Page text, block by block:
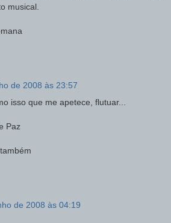
musical.
de 2008 às 23:57
isso que me apetece, flutuar...
Paz
de 2008 às 04:19